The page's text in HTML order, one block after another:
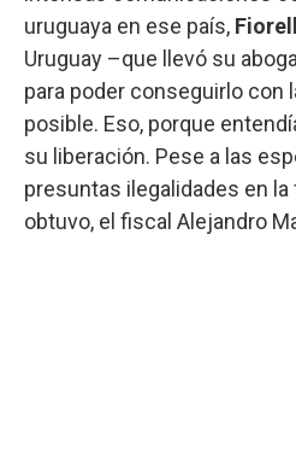
uruguaya en ese país,
Uruguay –que llevó su
para poder conseguirlo con
posible. Eso, porque
su liberación. Pese a las
presuntas ilegalidades en
obtuvo, el fiscal Alejandro